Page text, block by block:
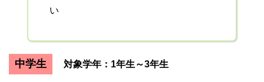
い
中学生 対象学年：1年生～3年生